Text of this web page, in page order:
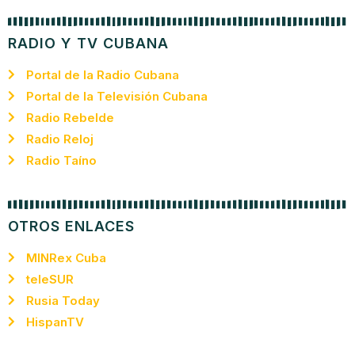
RADIO Y TV CUBANA
Portal de la Radio Cubana
Portal de la Televisión Cubana
Radio Rebelde
Radio Reloj
Radio Taíno
OTROS ENLACES
MINRex Cuba
teleSUR
Rusia Today
HispanTV